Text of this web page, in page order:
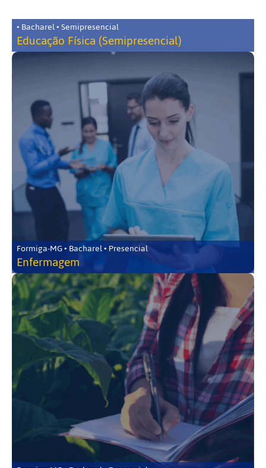
• Bacharel • Semipresencial
Educação Física (Semipresencial)
Formiga-MG • Bacharel • Presencial
Enfermagem